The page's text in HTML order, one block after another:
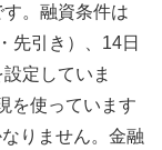
す。融資条件は
先引き）、14日
定していま
を使っています
りません。金融